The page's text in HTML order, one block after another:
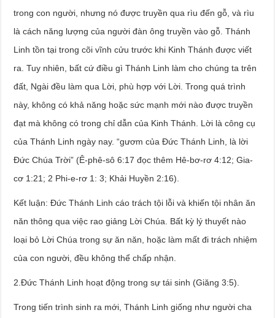
trong con người, nhưng nó được truyền qua rìu đến gỗ, và rìu
là cách năng lượng của người đàn ông truyền vào gỗ. Thánh
Linh tồn tại trong cõi vĩnh cửu trước khi Kinh Thánh được viết
ra. Tuy nhiên, bất cứ điều gì Thánh Linh làm cho chúng ta trên
đất, Ngài đều làm qua Lời, phù hợp với Lời. Trong quá trình
này, không có khả năng hoặc sức mạnh mới nào được truyền
đạt mà không có trong chỉ dẫn của Kinh Thánh. Lời là công cụ
của Thánh Linh ngày nay. “gươm của Đức Thánh Linh, là lời
Đức Chúa Trời” (Ê-phê-sô 6:17 đọc thêm Hê-bơ-rơ 4:12; Gia-
cơ 1:21; 2 Phi-e-rơ 1: 3; Khải Huyền 2:16).
Kết luận: Đức Thánh Linh cáo trách tội lỗi và khiến tội nhân ăn
năn thông qua việc rao giảng Lời Chúa. Bất kỳ lý thuyết nào
loại bỏ Lời Chúa trong sự ăn năn, hoặc làm mất đi trách nhiệm
của con người, đều không thể chấp nhận.
2.Đức Thánh Linh hoạt động trong sự tái sinh (Giăng 3:5).
Trong tiến trình sinh ra mới, Thánh Linh giống như người cha